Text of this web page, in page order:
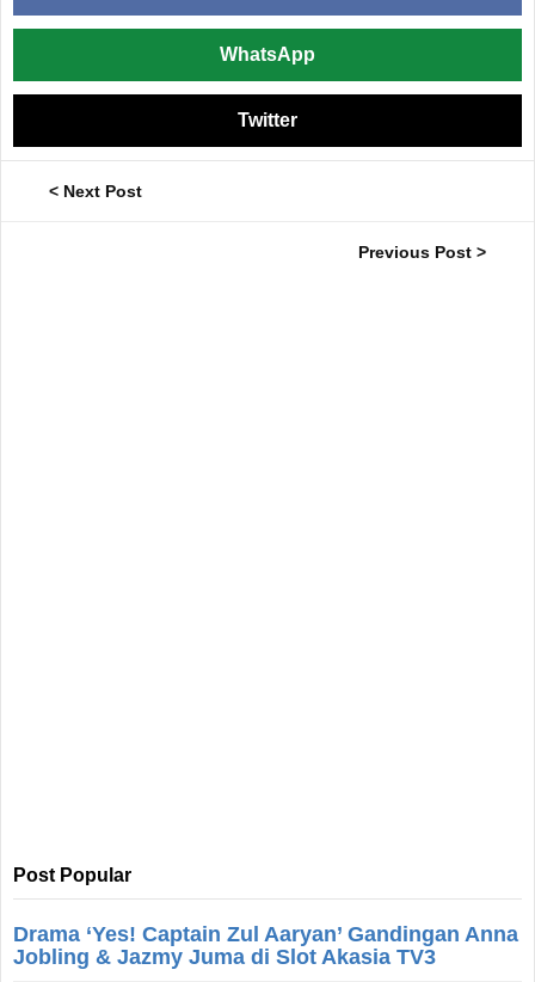
WhatsApp
Twitter
< Next Post
Previous Post >
Post Popular
Drama ‘Yes! Captain Zul Aaryan’ Gandingan Anna
Jobling & Jazmy Juma di Slot Akasia TV3